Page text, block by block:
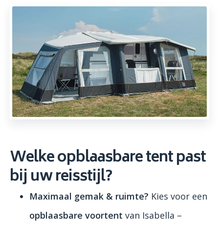
Welke opblaasbare tent past
bij uw reisstijl?
Maximaal gemak & ruimte? Kies voor een
opblaasbare voortent van Isabella –